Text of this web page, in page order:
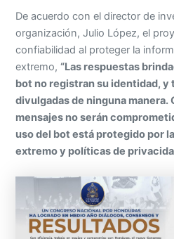
De acuerdo con el director de
organización, Julio López, el
confiabilidad al proteger la
extremo, “Las respuestas
bot no registran su identidad, y
divulgadas de ninguna manera.
mensajes no serán
uso del bot está protegido por
extremo y políticas de